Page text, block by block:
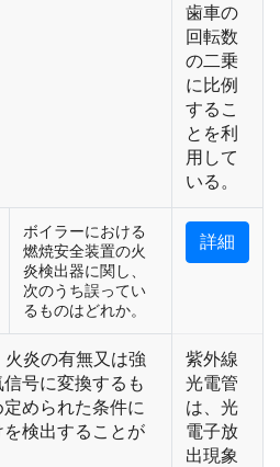
歯車の
回転数
の二乗
に比例
するこ
とを利
用して
いる。
ボイラーにおける
燃焼安全装置の火
炎検出器に関し、
次のうち誤ってい
るものはどれか。
詳細
炎の有無又は強
号に変換するも
められた条件に
検出することが
紫外線
光電管
は、光
電子放
出現象